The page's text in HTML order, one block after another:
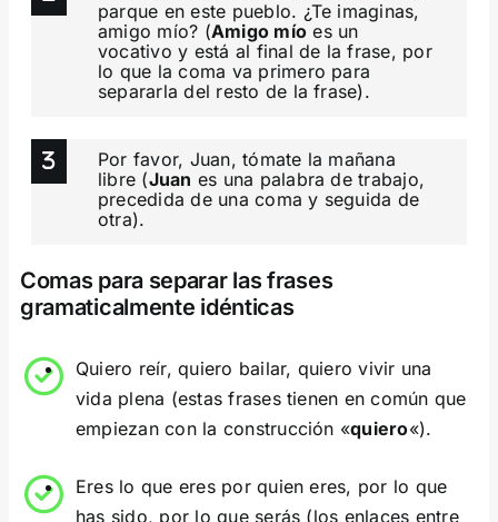
parque en este pueblo. ¿Te imaginas,
amigo mío? (Amigo mío es un
vocativo y está al final de la frase, por
lo que la coma va primero para
separarla del resto de la frase).
Por favor, Juan, tómate la mañana
libre (Juan es una palabra de trabajo,
precedida de una coma y seguida de
otra).
Comas para separar las frases
gramaticalmente idénticas
Quiero reír, quiero bailar, quiero vivir una
vida plena (estas frases tienen en común que
empiezan con la construcción «quiero«).
Eres lo que eres por quien eres, por lo que
has sido, por lo que serás (los enlaces entre